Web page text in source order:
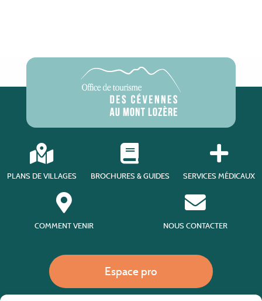
PLANS DE VILLAGES BROCHURES & GUIDES SERVICES MÉDICAUX
COMMENT VENIR NOUS CONTACTER
Espace pro